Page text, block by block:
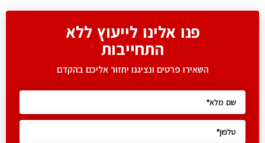
פנו אלינו לייעוץ ללא
התחייבות
השאירו פרטים ונציגנו יחזור אליכם בהקדם